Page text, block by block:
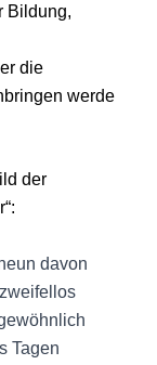
Bildung,
die
werde
der
davon
Tagen